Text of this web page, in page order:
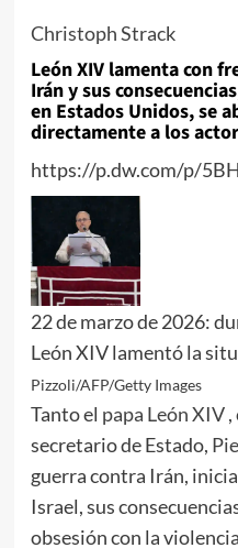
Christoph Strack
León XIV lamenta con
Irán y sus
en Estados Unidos, se
directamente a los
https://p.dw.com/p/
22 de marzo de 2026:
León XIV lamentó la
Pizzoli/AFP/Getty Images
Tanto el papa León XIV,
secretario de Estado,
guerra contra Irán,
Israel, sus
obsesión con la